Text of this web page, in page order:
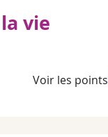
vie
Voir les points